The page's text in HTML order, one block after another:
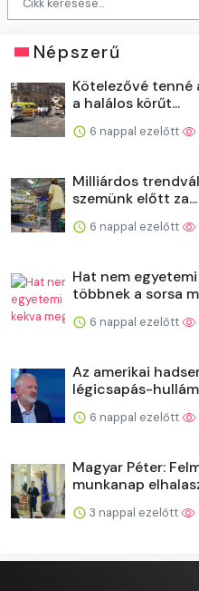
Népszerű
Kötelezővé
a halálos körűt...
6 nappal ezelőtt
Milliárdos
szemünk előtt za...
6 nappal ezelőtt
Hat nem
többnek a sorsa
6 nappal ezelőtt
Az amerikai
légicsapás-
6 nappal ezelőtt
Magyar Péter:
munkanap
3 nappal ezelőtt